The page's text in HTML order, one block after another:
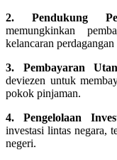
2. Pendukung
memungkinkan
kelancaran
3. Pembayaran
deviezen untuk
pokok pinjaman.
4. Pengelolaan
investasi lintas negara,
negeri.